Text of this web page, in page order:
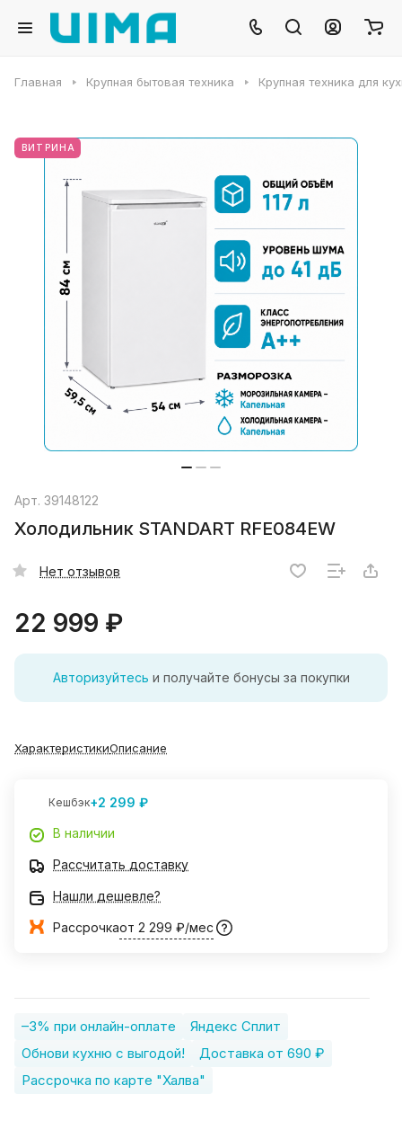
Главная Крупная бытовая техника Крупная техника для
ВИТРИНА
Арт. 39148122
Холодильник STANDART RFE084EW
Нет отзывов
22 999 ₽
Авторизуйтесь и получайте бонусы за покупки
ХарактеристикиОписание
Кешбэк+2 299 ₽
В наличии
Рассчитать доставку
Нашли дешевле?
Рассрочкаот 2 299 ₽/мес
–3% при онлайн-оплате
Яндекс Сплит
Обнови кухню с выгодой!
Доставка от 690 ₽
Рассрочка по карте "Халва"